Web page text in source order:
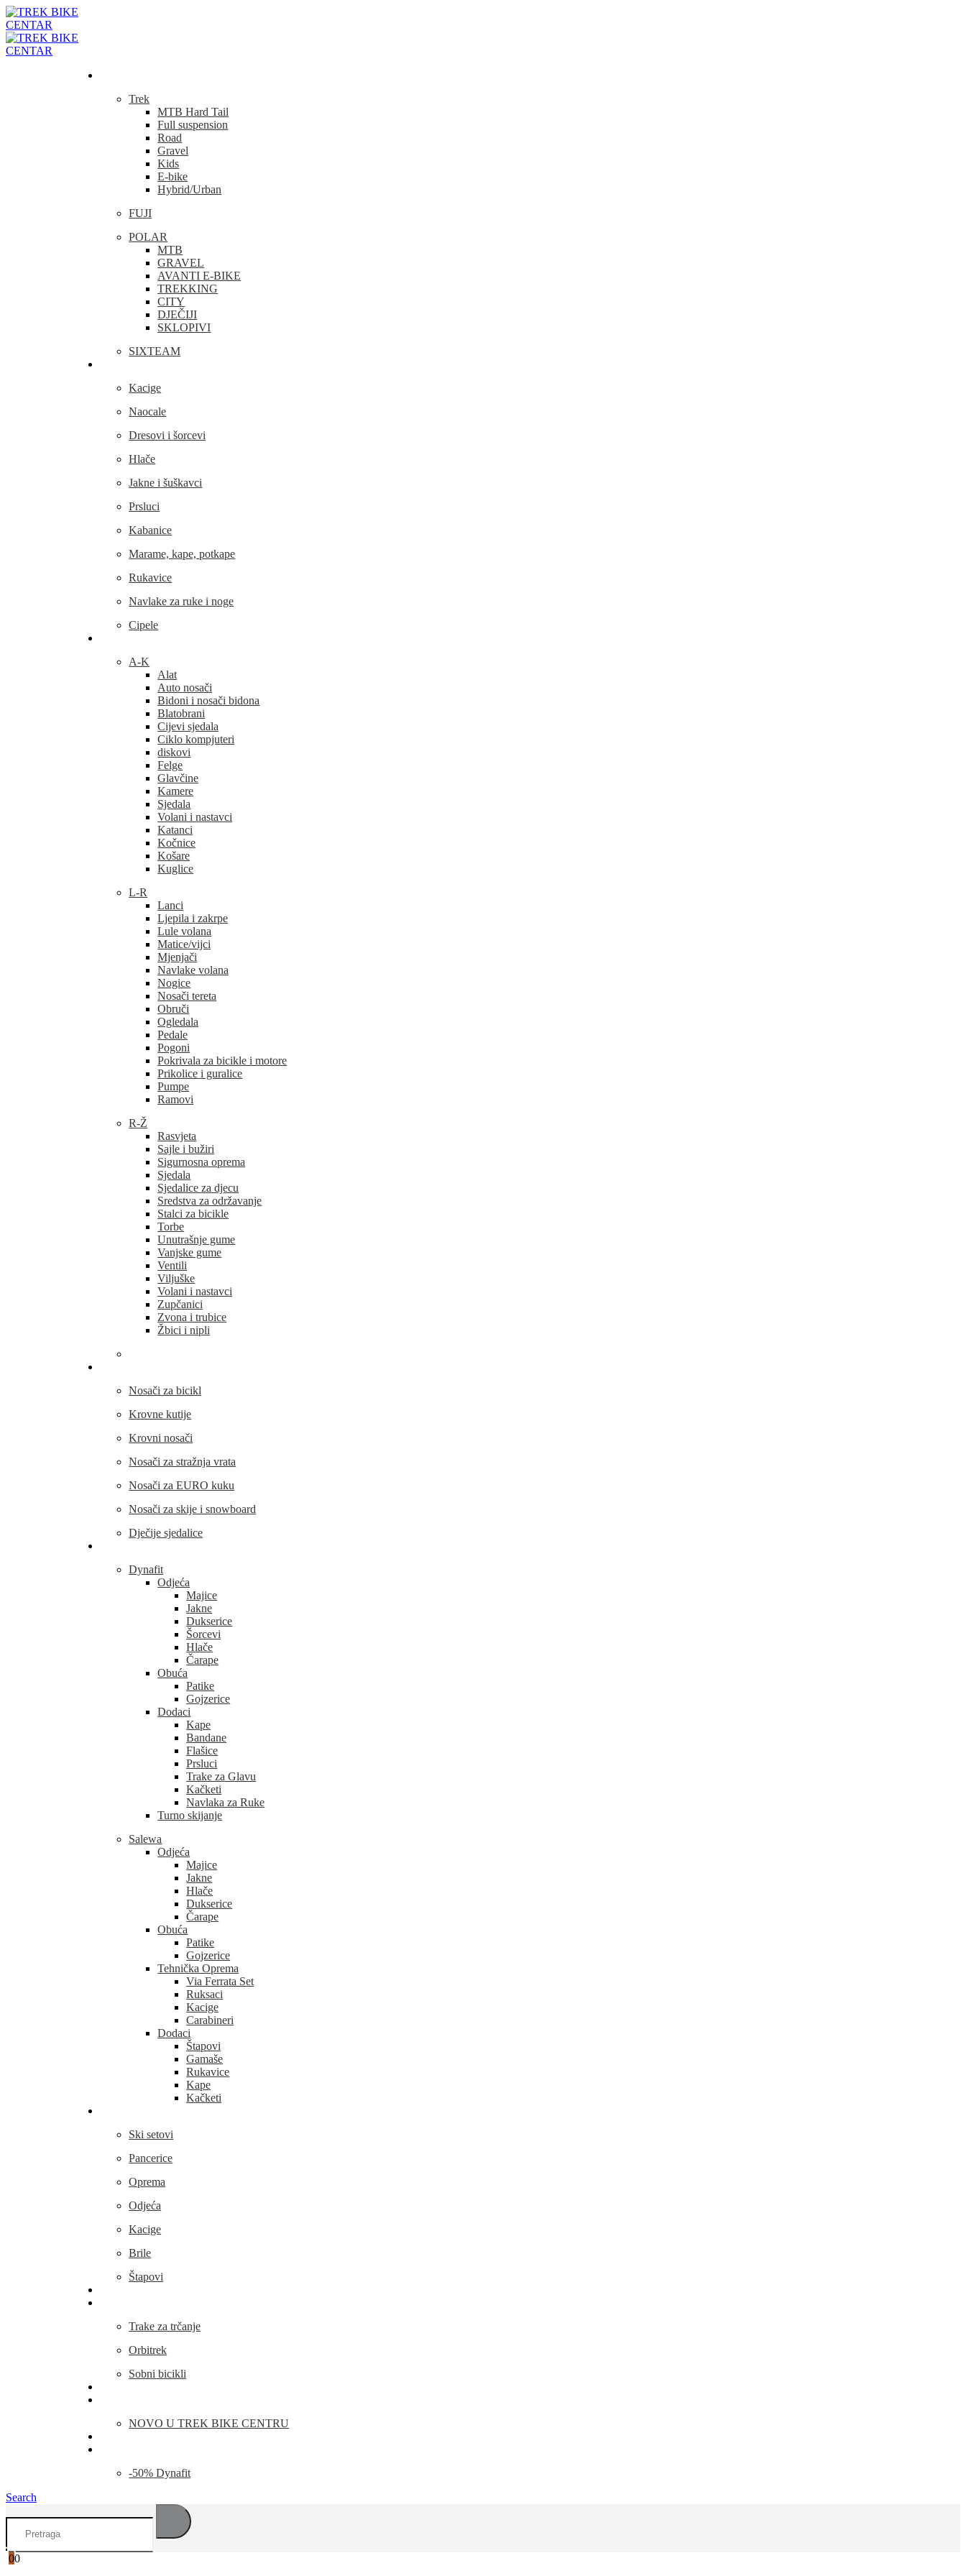
Trek
MTB Hard Tail
Full suspension
Road
Gravel
Kids
E-bike
Hybrid/Urban
FUJI
POLAR
MTB
GRAVEL
AVANTI E-BIKE
TREKKING
CITY
DJEČIJI
SKLOPIVI
SIXTEAM
Kacige
Naocale
Dresovi i šorcevi
Hlače
Jakne i šuškavci
Prsluci
Kabanice
Marame, kape, potkape
Rukavice
Navlake za ruke i noge
Cipele
A-K
Alat
Auto nosači
Bidoni i nosači bidona
Blatobrani
Cijevi sjedala
Ciklo kompjuteri
diskovi
Felge
Glavčine
Kamere
Sjedala
Volani i nastavci
Katanci
Kočnice
Košare
Kuglice
L-R
Lanci
Ljepila i zakrpe
Lule volana
Matice/vijci
Mjenjači
Navlake volana
Nogice
Nosači tereta
Obruči
Ogledala
Pedale
Pogoni
Pokrivala za bicikle i motore
Prikolice i guralice
Pumpe
Ramovi
R-Ž
Rasvjeta
Sajle i bužiri
Sigurnosna oprema
Sjedala
Sjedalice za djecu
Sredstva za održavanje
Stalci za bicikle
Torbe
Unutrašnje gume
Vanjske gume
Ventili
Viljuške
Volani i nastavci
Zupčanici
Zvona i trubice
Žbici i nipli
Nosači za bicikl
Krovne kutije
Krovni nosači
Nosači za stražnja vrata
Nosači za EURO kuku
Nosači za skije i snowboard
Dječije sjedalice
Dynafit
Odjeća
Majice
Jakne
Dukserice
Šorcevi
Hlače
Čarape
Obuća
Patike
Gojzerice
Dodaci
Kape
Bandane
Flašice
Prsluci
Trake za Glavu
Kačketi
Navlaka za Ruke
Turno skijanje
Salewa
Odjeća
Majice
Jakne
Hlače
Dukserice
Čarape
Obuća
Patike
Gojzerice
Tehnička Oprema
Via Ferrata Set
Ruksaci
Kacige
Carabineri
Dodaci
Štapovi
Gamaše
Rukavice
Kape
Kačketi
Ski setovi
Pancerice
Oprema
Odjeća
Kacige
Brile
Štapovi
Trake za trčanje
Orbitrek
Sobni bicikli
NOVO U TREK BIKE CENTRU
-50% Dynafit
Search
00